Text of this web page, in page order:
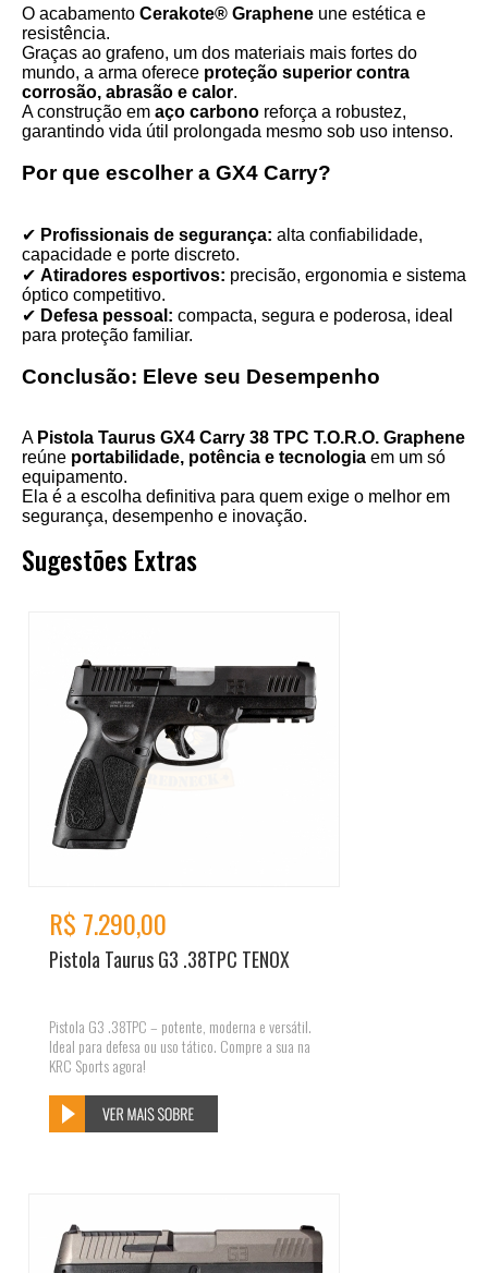
O acabamento Cerakote® Graphene une estética e
resistência.
Graças ao grafeno, um dos materiais mais fortes do
mundo, a arma oferece proteção superior contra
corrosão, abrasão e calor.
A construção em aço carbono reforça a robustez,
garantindo vida útil prolongada mesmo sob uso intenso.
Por que escolher a GX4 Carry?
✔ Profissionais de segurança: alta confiabilidade,
capacidade e porte discreto.
✔ Atiradores esportivos: precisão, ergonomia e sistema
óptico competitivo.
✔ Defesa pessoal: compacta, segura e poderosa, ideal
para proteção familiar.
Conclusão: Eleve seu Desempenho
A Pistola Taurus GX4 Carry 38 TPC T.O.R.O. Graphene
reúne portabilidade, potência e tecnologia em um só
equipamento.
Ela é a escolha definitiva para quem exige o melhor em
segurança, desempenho e inovação.
Sugestões Extras
R$ 7.290,00
Pistola Taurus G3 .38TPC TENOX
Pistola G3 .38TPC – potente, moderna e versátil.
Ideal para defesa ou uso tático. Compre a sua na
KRC Sports agora!